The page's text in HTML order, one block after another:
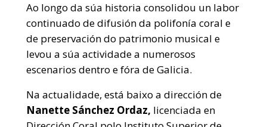
Ao longo da súa historia consolidou un labor
continuado de difusión da polifonía coral e
de preservación do patrimonio musical e
levou a súa actividade a numerosos
escenarios dentro e fóra de Galicia.
Na actualidade, está baixo a dirección de
Nanette Sánchez Ordaz, licenciada en